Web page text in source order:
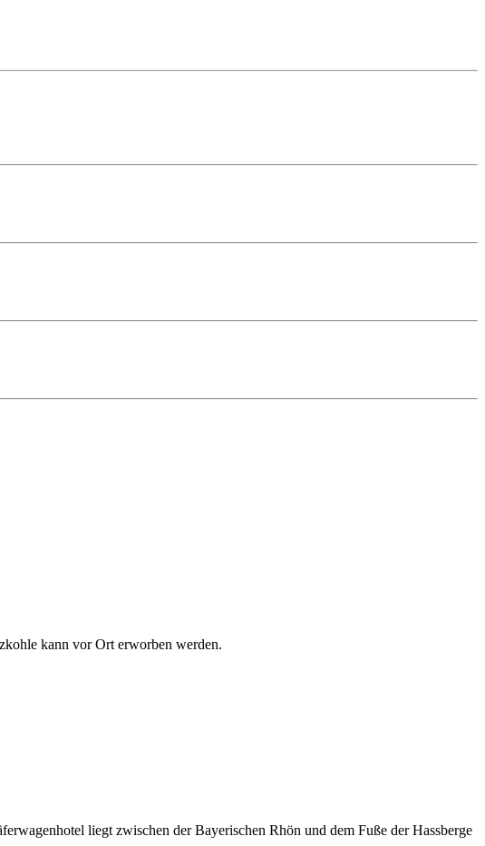
kann vor Ort erworben werden.
liegt zwischen der Bayerischen Rhön und dem Fuße der Hassberge